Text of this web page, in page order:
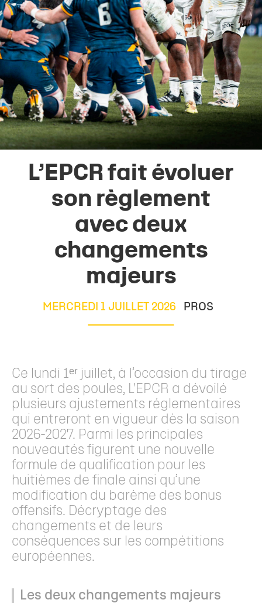
L’EPCR fait évoluer
son règlement
avec deux
changements
majeurs
MERCREDI 1 JUILLET 2026 PROS
Ce lundi 1ᵉʳ juillet, à l’occasion du tirage
au sort des poules, L'EPCR a dévoilé
plusieurs ajustements réglementaires
qui entreront en vigueur dès la saison
2026-2027. Parmi les principales
nouveautés figurent une nouvelle
formule de qualification pour les
huitièmes de finale ainsi qu’une
modification du barème des bonus
offensifs. Décryptage des
changements et de leurs
conséquences sur les compétitions
européennes.
Les deux changements majeurs